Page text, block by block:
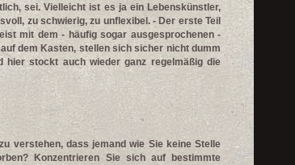
sei. Vielleicht ist es ja ein Lebenskünstler,
zu schwierig, zu unflexibel. - Der erste Teil
mit dem - häufig sogar ausgesprochenen -
dem Kasten, stellen sich sicher nicht dumm
hier stockt auch wieder ganz regelmäßig die
verstehen, dass jemand wie Sie keine Stelle
Konzentrieren Sie sich auf bestimmte